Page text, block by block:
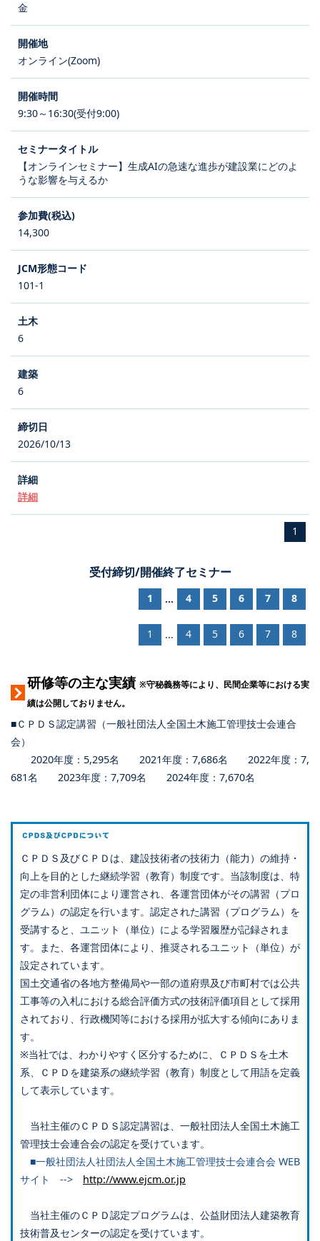
金
オンライン(Zoom)
9:30～16:30(受付9:00)
【オンラインセミナー】生成AIの急速な進歩が建設業にどのよ
うな影響を与えるか
14,300
101-1
6
6
2026/10/13
詳細
1
受付締切/開催終了セミナー
1 ... 4 5 6 7 8
1 ... 4 5 6 7 8
研修等の主な実績 ※守秘義務等により、民間企業等における実
績は公開しておりません。
■ＣＰＤＳ認定講習（一般社団法人全国土木施工管理技士会連合
会）
2020年度：5,295名 2021年度：7,686名 2022年度：7,
681名 2023年度：7,709名 2024年度：7,670名
ＣＰＤＳ及びＣＰＤは、建設技術者の技術力（能力）の維持・
向上を目的とした継続学習（教育）制度です。当該制度は、特
定の非営利団体により運営され、各運営団体がその講習（プロ
グラム）の認定を行います。認定された講習（プログラム）を
受講すると、ユニット（単位）による学習履歴が記録されま
す。また、各運営団体により、推奨されるユニット（単位）が
設定されています。
国土交通省の各地方整備局や一部の道府県及び市町村では公共
工事等の入札における総合評価方式の技術評価項目として採用
されており、行政機関等における採用が拡大する傾向にありま
す。
※当社では、わかりやすく区分するために、ＣＰＤＳを土木
系、ＣＰＤを建築系の継続学習（教育）制度として用語を定義
して表示しています。
当社主催のＣＰＤＳ認定講習は、一般社団法人全国土木施工
管理技士会連合会の認定を受けています。
■一般社団法人社団法人全国土木施工管理技士会連合会 WEB
サイト --> http://www.ejcm.or.jp
当社主催のＣＰＤ認定プログラムは、公益財団法人建築教育
技術普及センターの認定を受けています。